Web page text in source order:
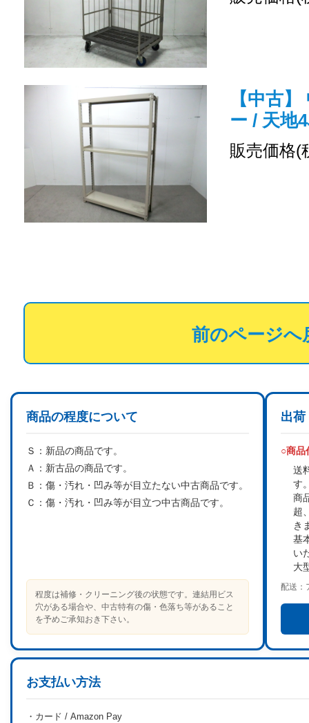
【中古
ー / 天地
販売価格(
前のページへ
商品の程度について
Ｓ： 新品の商品です。
Ａ： 新古品の商品です。
Ｂ： 傷・汚れ・凹み等が目立たない中古商品です。
Ｃ： 傷・汚れ・凹み等が目立つ中古商品です。
程度は補修・クリーニング後の状態です。連結用ビス
穴がある場合や、中古特有の傷・色落ち等があること
を予めご承知おき下さい。
出荷
○商品
送
す
商
超
き
基
い
大
配送：
お支払い方法
・カード / Amazon Pay